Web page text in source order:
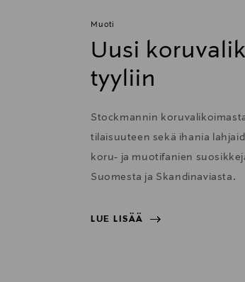
Muoti
Uusi
tyyliin
Stockmannin
tilaisuuteen sekä ihania
koru- ja muotifanien
Suomesta ja Skandinaviasta.
LUE LISÄÄ